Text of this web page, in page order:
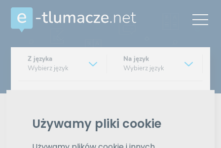
Używamy pliki cookie
Z języka
Wybierz język
Na język
Wybierz język
Znajdź tłumacza